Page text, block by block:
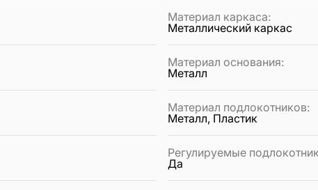
Материал каркаса:
Металлический каркас
Материал основания:
Металл
Материал подлокотников:
Металл, Пластик
Регулируемые
Да